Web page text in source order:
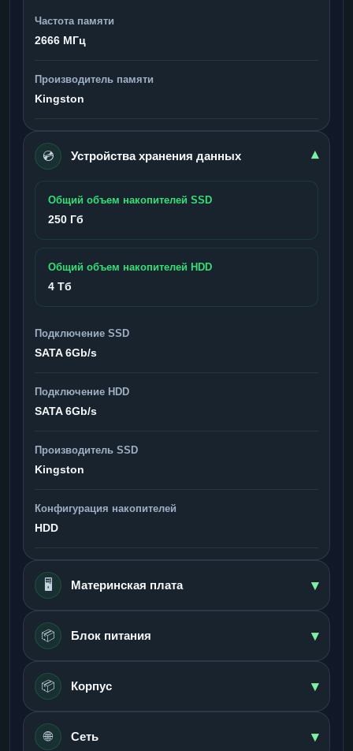
Частота памяти
2666 МГц
Производитель памяти
Kingston
💿 Устройства хранения данных ▾
Общий объем накопителей SSD
250 Гб
Общий объем накопителей HDD
4 Тб
Подключение SSD
SATA 6Gb/s
Подключение HDD
SATA 6Gb/s
Производитель SSD
Kingston
Конфигурация накопителей
HDD
🖥️ Материнская плата ▾
📦 Блок питания ▾
📦 Корпус ▾
🌐 Сеть ▾